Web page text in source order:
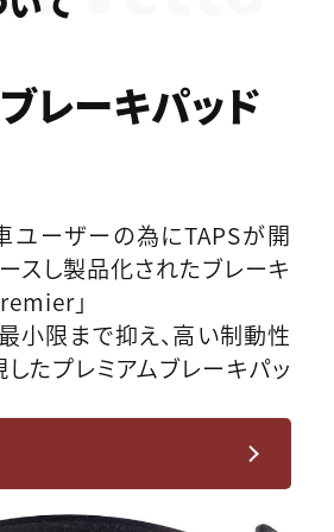
レーキパッド
ユーザーの為にTAPSが開
スし製品化されたブレーキ
」
小限まで抑え、高い制動性
たプレミアムブレーキパッ